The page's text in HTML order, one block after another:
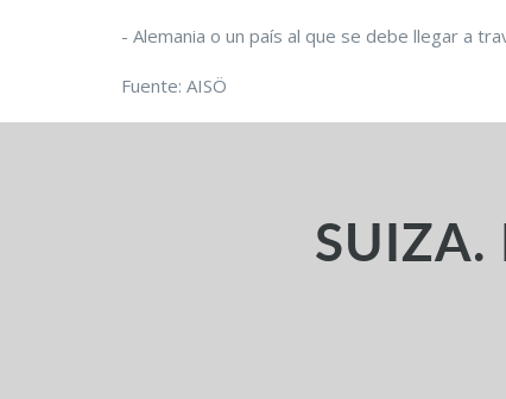
- Alemania o un país al que se debe llegar a
Fuente: AISÖ
SUIZA.